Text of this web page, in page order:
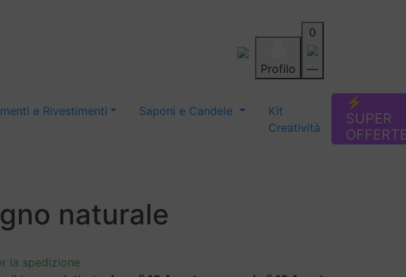
Profilo
0
—
e Rivestimenti Saponi e Candele
Kit
Creatività
⚡
SUPER
naturale
la spedizione